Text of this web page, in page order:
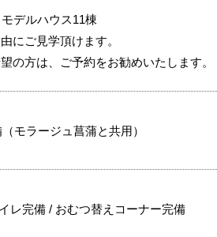
デルハウス11棟
にご見学頂けます。
の方は、ご予約をお勧めいたします。
モラージュ菖蒲と共用）
レ完備 / おむつ替えコーナー完備